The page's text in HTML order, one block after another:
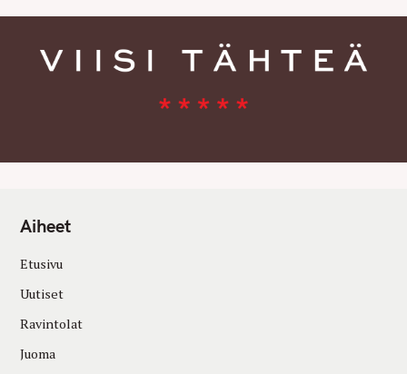
Aiheet
Etusivu
Uutiset
Ravintolat
Juoma